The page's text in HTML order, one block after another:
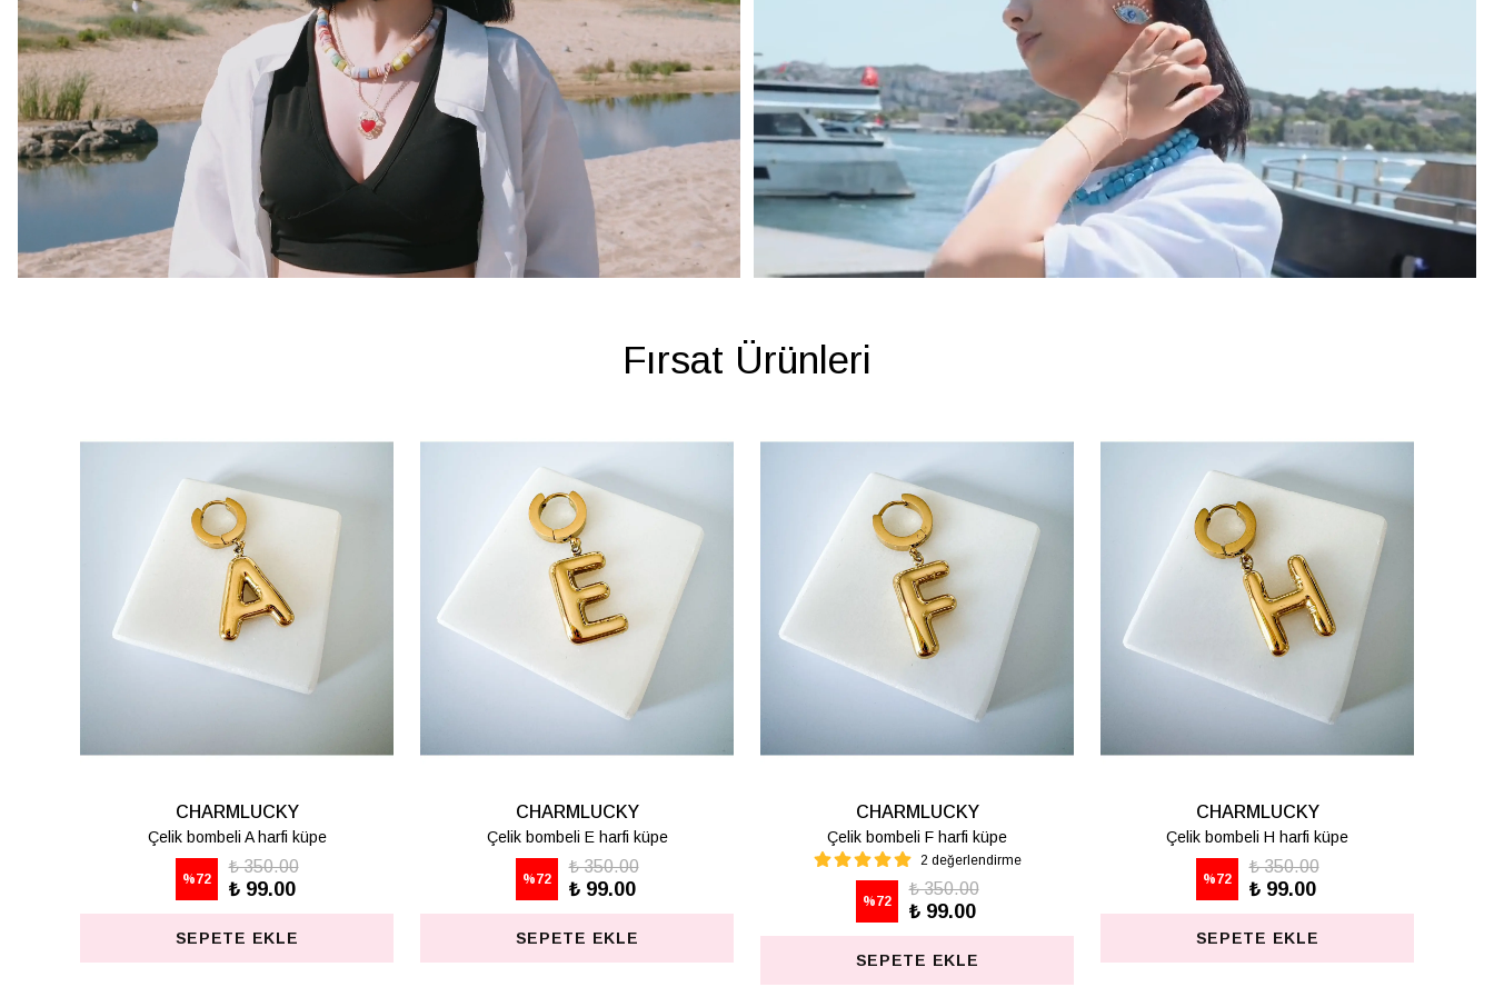
Fırsat Ürünleri
CHARMLUCKY
Çelik bombeli K harfi küpe
% 72
₺ 350.00
₺ 99.00
SEPETE EKLE
CHARMLUCKY
Çelik bombeli M harfi lüpe
1 değerlendirme
%72
₺ 350.00
₺ 99.00
SEPETE EKLE
CHARMLUCKY
Çelik bombeli S harfi küpe
%72
₺ 350.00
₺ 99.00
SEPETE EKLE
CHARMLUCKY
Çelik bombeli T harfi küpe
% 72
₺ 350.00
₺ 99.00
SEPETE EKLE